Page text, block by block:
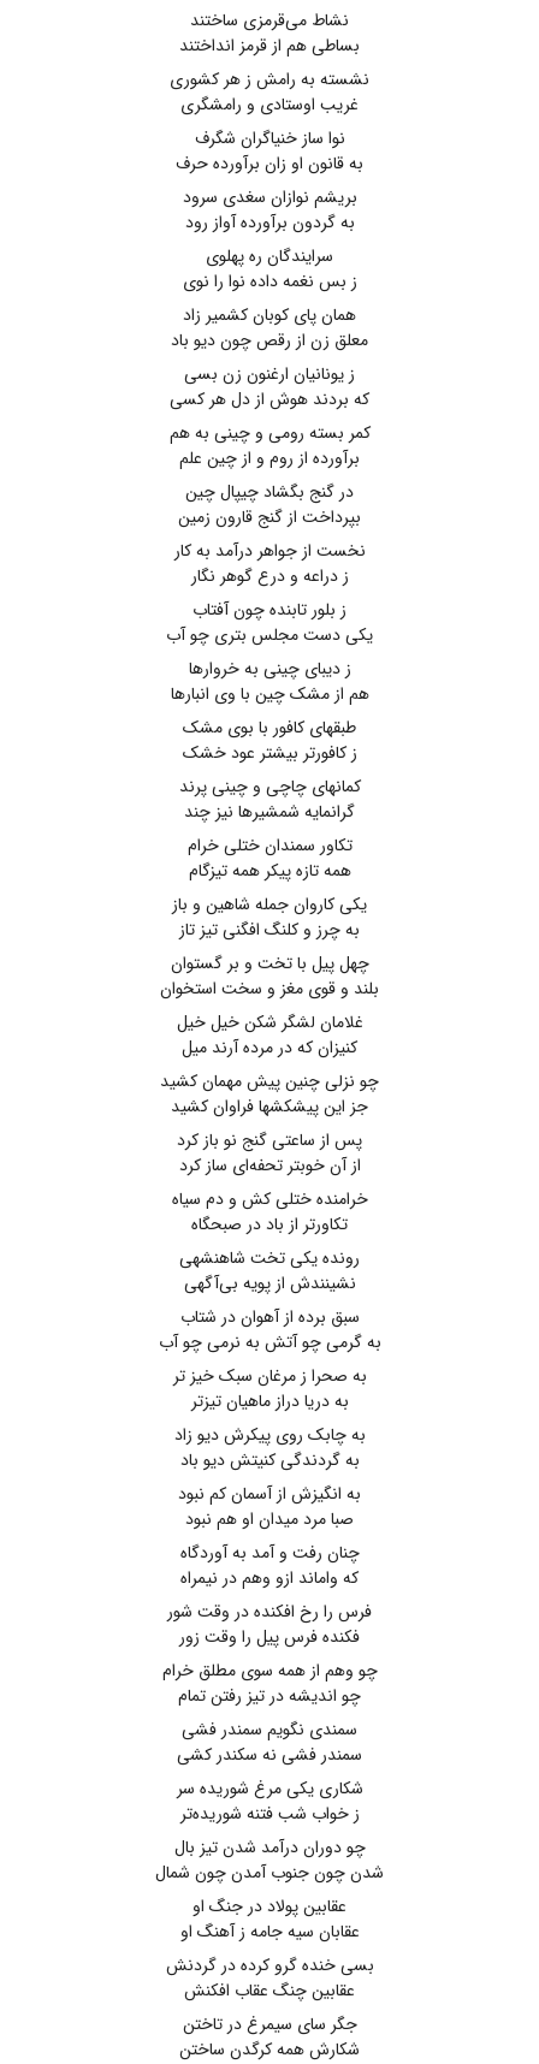
نشاط می‌قرمزی ساختند
بساطی هم از قرمز انداختند
نشسته به رامش ز هر کشوری
غریب اوستادی و رامشگری
نوا ساز خنیاگران شگرف
به قانون او زان برآورده حرف
بریشم نوازان سغدی سرود
به گردون برآورده آواز رود
سرایندگان ره پهلوی
ز بس نغمه داده نوا را نوی
همان پای کوبان کشمیر زاد
معلق زن از رقص چون دیو باد
ز یونانیان ارغنون زن بسی
که بردند هوش از دل هر کسی
کمر بسته رومی و چینی به هم
برآورده از روم و از چین علم
در گنج بگشاد چیپال چین
بپرداخت از گنج قارون زمین
نخست از جواهر درآمد به کار
ز دراعه و درع گوهر نگار
ز بلور تابنده چون آفتاب
یکی دست مجلس بتری چو آب
ز دیبای چینی به خروارها
هم از مشک چین با وی انبارها
طبقهای کافور با بوی مشک
ز کافورتر بیشتر عود خشک
کمانهای چاچی و چینی پرند
گرانمایه شمشیرها نیز چند
تکاور سمندان ختلی خرام
همه تازه پیکر همه تیزگام
یکی کاروان جمله شاهین و باز
به چرز و کلنگ افگنی تیز تاز
چهل پیل با تخت و بر گستوان
بلند و قوی مغز و سخت استخوان
غلامان لشگر شکن خیل خیل
کنیزان که در مرده آرند میل
چو نزلی چنین پیش مهمان کشید
جز این پیشکشها فراوان کشید
پس از ساعتی گنج نو باز کرد
از آن خوبتر تحفه‌ای ساز کرد
خرامنده ختلی کش و دم سیاه
تکاورتر از باد در صبحگاه
رونده یکی تخت شاهنشهی
نشینندش از پویه بی‌آگهی
سبق برده از آهوان در شتاب
به گرمی چو آتش به نرمی چو آب
به صحرا ز مرغان سبک خیز تر
به دریا دراز ماهیان تیزتر
به چابک روی پیکرش دیو زاد
به گردندگی کنیتش دیو باد
به انگیزش از آسمان کم نبود
صبا مرد میدان او هم نبود
چنان رفت و آمد به آوردگاه
که واماند ازو وهم در نیمراه
فرس را رخ افکنده در وقت شور
فکنده فرس پیل را وقت زور
چو وهم از همه سوی مطلق خرام
چو اندیشه در تیز رفتن تمام
سمندی نگویم سمندر فشی
سمندر فشی نه سکندر کشی
شکاری یکی مرغ شوریده سر
ز خواب شب فتنه شوریده‌تر
چو دوران درآمد شدن تیز بال
شدن چون جنوب آمدن چون شمال
عقابین پولاد در جنگ او
عقابان سیه جامه ز آهنگ او
بسی خنده گرو کرده در گردنش
عقابین چنگ عقاب افکنش
جگر سای سیمرغ در تاختن
شکارش همه کرگدن ساختن